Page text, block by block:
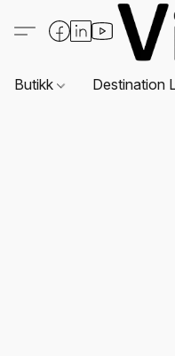
Butikk Destination